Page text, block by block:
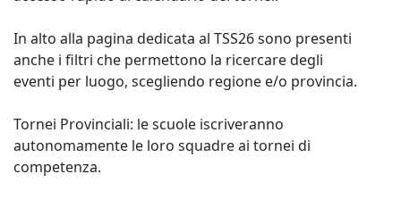
In alto alla pagina dedicata al TSS26 sono presenti
anche i filtri che permettono la ricercare degli
eventi per luogo, scegliendo regione e/o provincia.
Tornei Provinciali: le scuole iscriveranno
autonomamente le loro squadre ai tornei di
competenza.